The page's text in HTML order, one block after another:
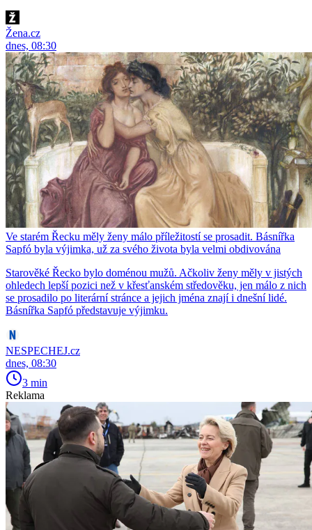
Žena.cz
dnes, 08:30
Ve starém Řecku měly ženy málo příležitostí se prosadit. Básnířka
Sapfó byla výjimka, už za svého života byla velmi obdivována
Starověké Řecko bylo doménou mužů. Ačkoliv ženy měly v jistých
ohledech lepší pozici než v křesťanském středověku, jen málo z nich
se prosadilo po literární stránce a jejich jména znají i dnešní lidé.
Básnířka Sapfó představuje výjimku.
NESPECHEJ.cz
dnes, 08:30
3 min
Reklama